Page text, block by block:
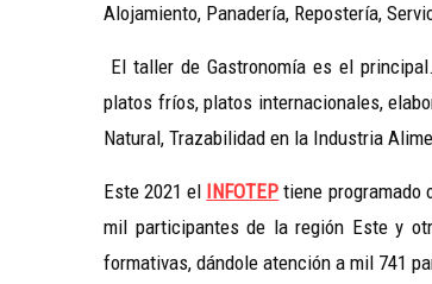
Alojamiento, Panadería, Repostería,
El taller de Gastronomía es el
platos fríos, platos internacionales,
Natural, Trazabilidad en la Industria
Este 2021 el INFOTEP tiene programado
mil participantes de la región Este y
formativas, dándole atención a mil 741